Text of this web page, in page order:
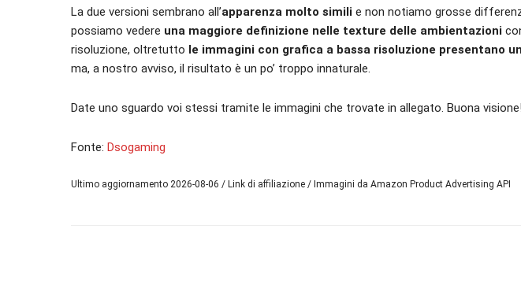
La due versioni sembrano all’apparenza molto simili e non notiamo grosse
possiamo vedere una maggiore definizione nelle texture delle ambientazioni
risoluzione, oltretutto le immagini con grafica a bassa risoluzione presentano
ma, a nostro avviso, il risultato è un po’ troppo innaturale.
Date uno sguardo voi stessi tramite le immagini che trovate in allegato. Buona visione!
Fonte: Dsogaming
Ultimo aggiornamento 2026-08-06 / Link di affiliazione / Immagini da Amazon Product Advertising API